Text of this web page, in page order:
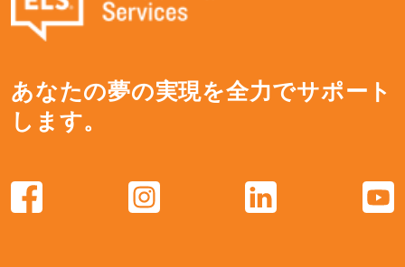
あなたの夢の実現を全力でサポート
します。